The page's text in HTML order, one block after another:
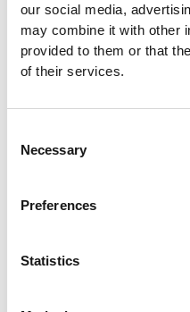
our social media,
may combine it with other
provided to them or that
of their services.
Selection
Necessary
Preferences
Statistics
Καφεΐνη 200mg 90 κάψουλες
Βελτιωμένη Αντοχή
Τα συμπληρώματα πρωτεΐνης